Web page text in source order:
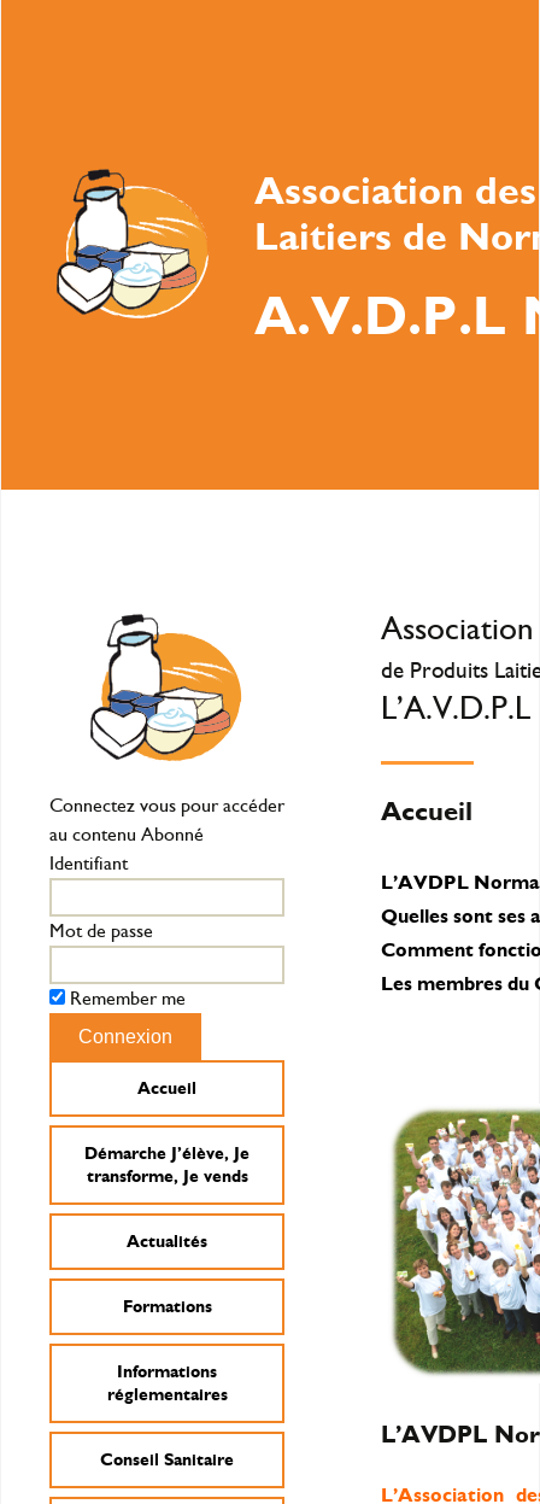
Association
Laitiers de
A.V.D.P.L
Connectez vous pour accéder
au contenu Abonné
Identifiant
Mot de passe
Remember me
Accueil
Démarche J’élève, Je
transforme, Je vends
Actualités
Formations
Informations
réglementaires
Conseil Sanitaire
de Produits
Accueil
L’AVDPL
Quelles sont ses
Comment
Les membres du
L’AVDPL
L’Association